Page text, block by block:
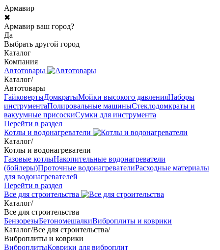
Армавир
✖
Армавир ваш город?
Да
Выбрать другой город
Каталог
Компания
Автотовары
Каталог/
Автотовары
ГайковертыДомкратыМойки высокого давленияНаборы
инструментаПолировальные машиныСтеклодомкраты и
вакуумные присоскиСумки для инструмента
Перейти в раздел
Котлы и водонагреватели
Каталог/
Котлы и водонагреватели
Газовые котлыНакопительные водонагреватели
(бойлеры)Проточные водонагревателиРасходные материалы
для водонагревателей
Перейти в раздел
Все для строительства
Каталог/
Все для строительства
БензорезыБетономешалкиВиброплиты и коврики
Каталог/Все для строительства/
Виброплиты и коврики
ВиброплитыКоврики для виброплит